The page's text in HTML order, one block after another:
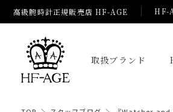
高級腕時計正規販売店 HF-AGE HF-
取扱ブランド